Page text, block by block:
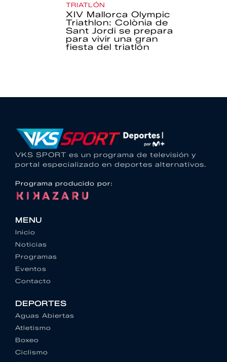
TRIATLÓN
XIV Mallorca Olympic
Triathlon: Colònia de
Sant Jordi se prepara
para vivir una gran
fiesta del triatlón
VKS SPORT es un programa de televisión y
portal especializado en deportes alternativos.
Programa producido por:
MENU
Inicio
Noticias
Programas
Eventos
Contacto
DEPORTES
Aguas Abiertas
Atletismo
Boxeo
Ciclismo